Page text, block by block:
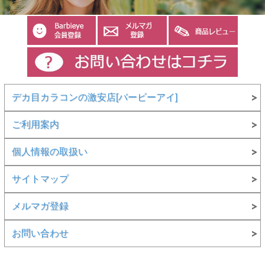
デカ目カラコンの激安店[バービーアイ]
ご利用案内
個人情報の取扱い
サイトマップ
メルマガ登録
お問い合わせ